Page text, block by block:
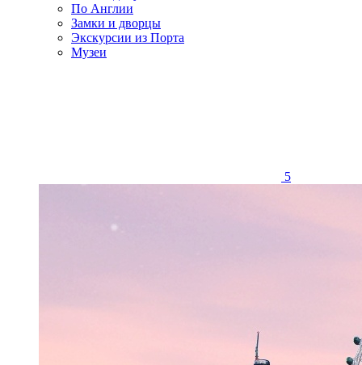
По Англии
Замки и дворцы
Экскурсии из Порта
Музеи
5